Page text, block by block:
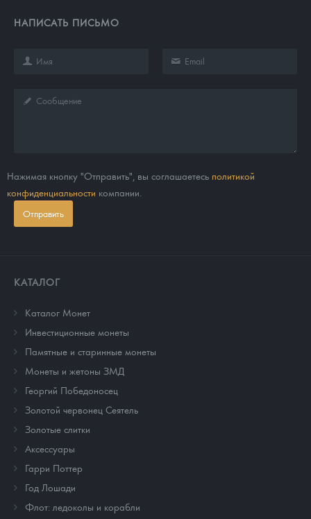
НАПИСАТЬ ПИСЬМО
Нажимая кнопку "Отправить", вы соглашаетесь политикой
конфиденциальности компании.
Отправить
КАТАЛОГ
Каталог Монет
Инвестиционные монеты
Памятные и старинные монеты
Монеты и жетоны ЗМД
Георгий Победоносец
Золотой червонец Сеятель
Золотые слитки
Аксессуары
Гарри Поттер
Год Лошади
Флот: ледоколы и корабли